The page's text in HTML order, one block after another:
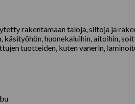
rakentamaan taloja, siltoja ja
huonekaluihin, aitoihin,
tuotteiden, kuten vanerin,